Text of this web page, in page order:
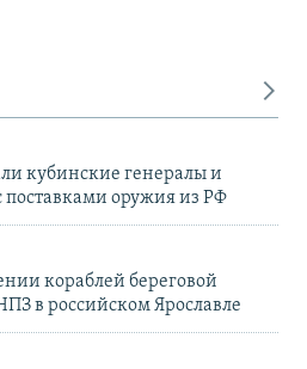
кубинские генералы и
оружия из РФ
кораблей береговой
в российском Ярославле